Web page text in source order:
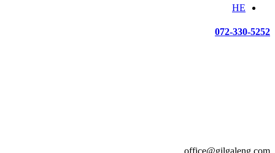
HE
072-330-5252
office@gilgaleng.com